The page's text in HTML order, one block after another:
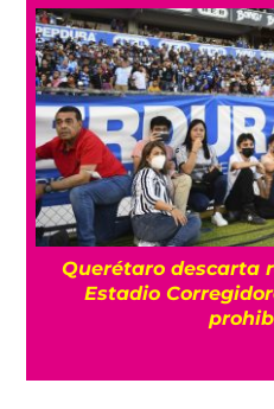
Querétaro descarta
Estadio